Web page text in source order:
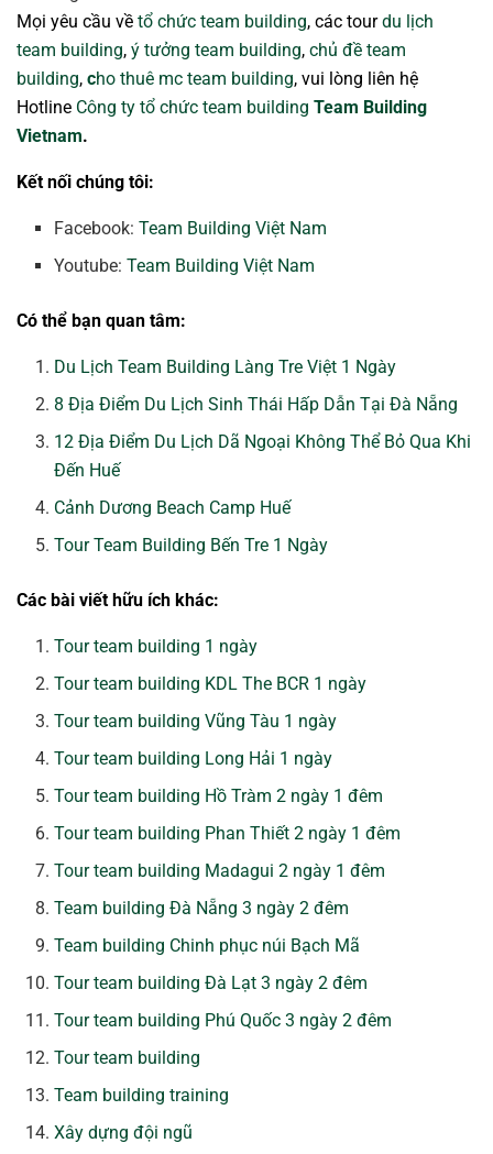
Mọi yêu cầu về tổ chức team building, các tourdu lịch
team building, ý tưởng team building, chủ đề team
building, cho thuê mc team building, vui lòng liên hệ
Hotline Công ty tổ chức team building Team Building
Vietnam.
Kết nối chúng tôi:
Facebook:Team Building Việt Nam
Youtube:Team Building Việt Nam
Có thể bạn quan tâm:
Du Lịch Team Building Làng Tre Việt 1 Ngày
8 Địa Điểm Du Lịch Sinh Thái Hấp Dẫn Tại Đà Nẵng
12 Địa Điểm Du Lịch Dã Ngoại Không Thể Bỏ Qua Khi
Đến Huế
Cảnh Dương Beach Camp Huế
Tour Team Building Bến Tre 1 Ngày
Các bài viết hữu ích khác:
Tour team building 1 ngày
Tour team building KDL The BCR 1 ngày
Tour team building Vũng Tàu 1 ngày
Tour team building Long Hải 1 ngày
Tour team building Hồ Tràm 2 ngày 1 đêm
Tour team building Phan Thiết 2 ngày 1 đêm
Tour team building Madagui 2 ngày 1 đêm
Team building Đà Nẵng 3 ngày 2 đêm
Team building Chinh phục núi Bạch Mã
Tour team building Đà Lạt 3 ngày 2 đêm
Tour team building Phú Quốc 3 ngày 2 đêm
Tour team building
Team building training
Xây dựng đội ngũ